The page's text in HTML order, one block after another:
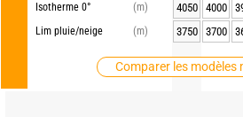
Isotherme 0°
(m)
Lim pluie/neige
(m)
Comparer les modèles
4050
4000
3750
3700